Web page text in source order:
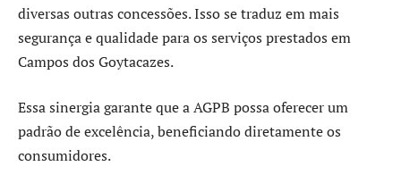
diversas outras concessões. Isso se traduz em mais
segurança e qualidade para os serviços prestados em
Campos dos Goytacazes.
Essa sinergia garante que a AGPB possa oferecer um
padrão de excelência, beneficiando diretamente os
consumidores.